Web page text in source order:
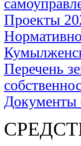
Проекты
Перечень
Документы